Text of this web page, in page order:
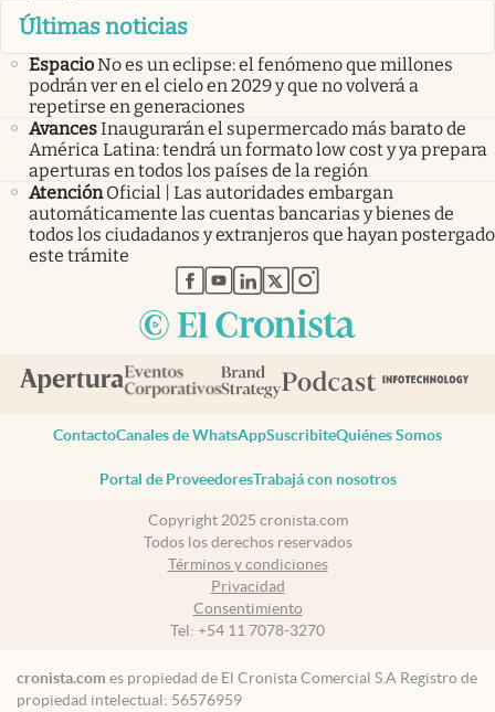
Últimas noticias
EspacioNo es un eclipse: el fenómeno que millones
podrán ver en el cielo en 2029 y que no volverá a
repetirse en generaciones
AvancesInaugurarán el supermercado más barato de
América Latina: tendrá un formato low cost y ya prepara
aperturas en todos los países de la región
Atención Oficial | Las autoridades embargan
automáticamente las cuentas bancarias y bienes de
todos los ciudadanos y extranjeros que hayan postergado
este trámite
abre en nueva pestaña
abre en nueva pestaña
abre en nueva pestaña
abre en nueva pestaña
abre en nueva pestaña
ContactoCanales de WhatsAppSuscribiteQuiénes Somos
Portal de ProveedoresTrabajá con nosotros
Copyright 2025 cronista.com
Todos los derechos reservados
Términos y condiciones
Privacidad
Consentimiento
Tel: +54 11 7078-3270
cronista.com es propiedad de El Cronista Comercial S.A Registro de
propiedad intelectual: 56576959